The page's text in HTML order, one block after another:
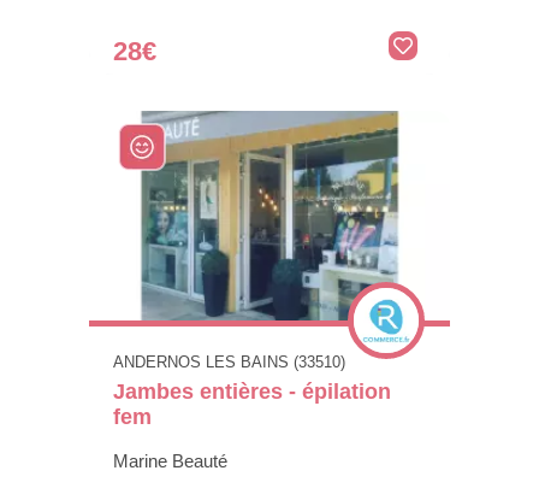
28€
ANDERNOS LES BAINS (33510)
Jambes entières - épilation
fem
Marine Beauté